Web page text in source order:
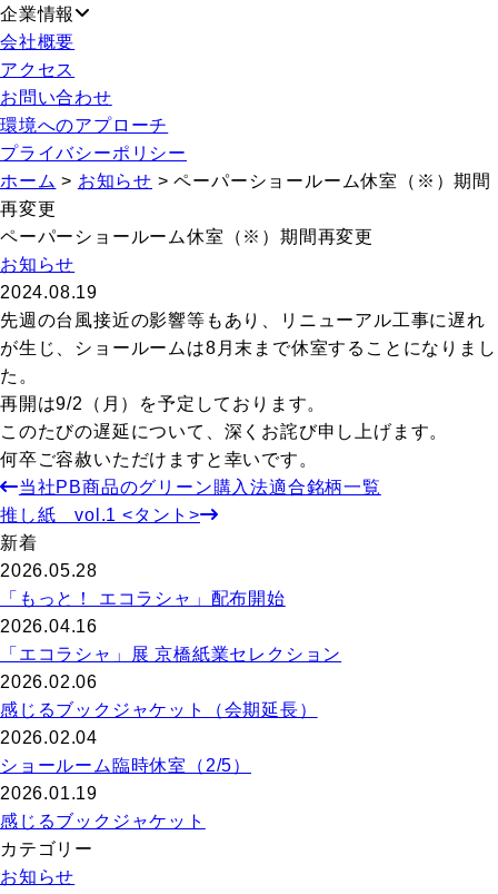
企業情報
会社概要
アクセス
お問い合わせ
環境へのアプローチ
プライバシーポリシー
ホーム > お知らせ >ペーパーショールーム休室（※）期間
再変更
ペーパーショールーム休室（※）期間再変更
お知らせ
2024.08.19
先週の台風接近の影響等もあり、リニューアル工事に遅れ
が生じ、ショールームは8月末まで休室することになりまし
た。
再開は9/2（月）を予定しております。
このたびの遅延について、深くお詫び申し上げます。
何卒ご容赦いただけますと幸いです。
当社PB商品のグリーン購入法適合銘柄一覧
推し紙 vol.1 <タント>
新着
2026.05.28
「もっと！ エコラシャ」配布開始
2026.04.16
「エコラシャ」展 京橋紙業セレクション
2026.02.06
感じるブックジャケット（会期延長）
2026.02.04
ショールーム臨時休室（2/5）
2026.01.19
感じるブックジャケット
カテゴリー
お知らせ